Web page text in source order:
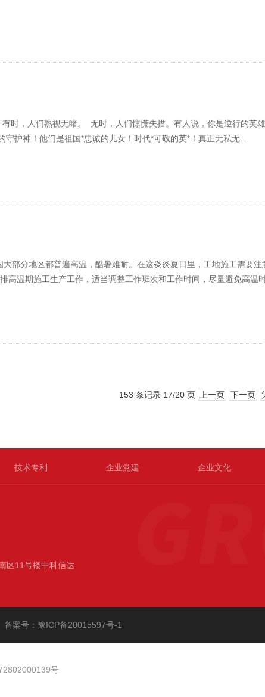
时，人们熟视无睹。 无时，人们惊慌失措。有人说，你是逆行的英
护神！他们是祖国*忠诚的儿女！时代*可敬的英*！真正无私无...
部分地区都普遍高温，酷暑难耐。在这炎炎夏日里，工地施工需要
温期施工生产工作，适当调整工作班次和工作时间，尽量避免高温
153 条记录 17/20 页 上一页 下一页
技术专利 企业党建 企业文化
区11号楼中科信达
案号： 豫ICP备20015597号-1
号